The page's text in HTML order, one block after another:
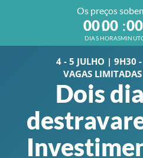
Os preços
00
DIAS
00
HORAS
00
4 - 5 JULHO | 9H30
VAGAS
Dois